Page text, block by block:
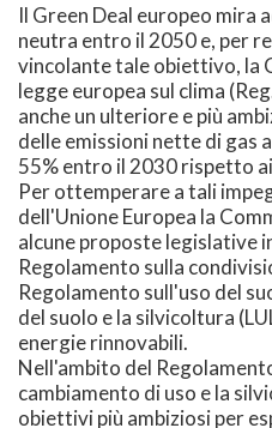
Il Green Deal europeo mira
neutra entro il 2050 e, per
vincolante tale obiettivo, la
legge europea sul clima
anche un ulteriore e più
delle emissioni nette di gas
55% entro il 2030 rispetto
Per ottemperare a tali
dell'Unione Europea la
alcune proposte legislative
Regolamento sulla
Regolamento sull'uso del
del suolo e la silvicoltura
energie rinnovabili.
Nell'ambito del
cambiamento di uso e la
obiettivi più ambiziosi per